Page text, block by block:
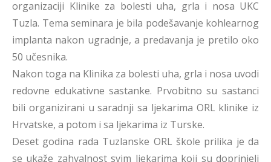
organizaciji Klinike za bolesti uha, grla i nosa UKC
Tuzla. Tema seminara je bila podešavanje kohlearnog
implanta nakon ugradnje, a predavanja je pretilo oko
50 učesnika.
Nakon toga na Klinika za bolesti uha, grla i nosa uvodi
redovne edukativne sastanke. Prvobitno su sastanci
bili organizirani u saradnji sa ljekarima ORL klinike iz
Hrvatske, a potom i sa ljekarima iz Turske.
Deset godina rada Tuzlanske ORL škole prilika je da
se ukaže zahvalnost svim ljekarima koji su doprinjeli